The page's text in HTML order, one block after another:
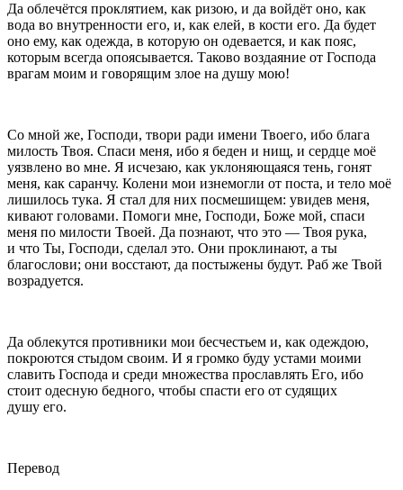
Да облечётся проклятием, как ризою, и да войдёт оно, как
вода во внутренности его, и, как елей, в кости его. Да будет
оно ему, как одежда, в которую он одевается, и как пояс,
которым всегда опоясывается. Таково воздаяние от Господа
врагам моим и говорящим злое на душу мою!
Со мной же, Господи, твори ради имени Твоего, ибо блага
милость Твоя. Спаси меня, ибо я беден и нищ, и сердце моё
уязвлено во мне. Я исчезаю, как уклоняющаяся тень, гонят
меня, как саранчу. Колени мои изнемогли от поста, и тело моё
лишилось тука. Я стал для них посмешищем: увидев меня,
кивают головами. Помоги мне, Господи, Боже мой, спаси
меня по милости Твоей. Да познают, что это — Твоя рука,
и что Ты, Господи, сделал это. Они проклинают, а ты
благослови; они восстают, да постыжены будут. Раб же Твой
возрадуется.
Да облекутся противники мои бесчестьем и, как одеждою,
покроются стыдом своим. И я громко буду устами моими
славить Господа и среди множества прославлять Его, ибо
стоит одесную бедного, чтобы спасти его от судящих
душу его.
Перевод